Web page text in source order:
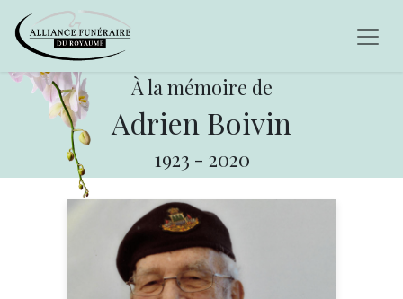
À la mémoire de
Adrien Boivin
1923 - 2020